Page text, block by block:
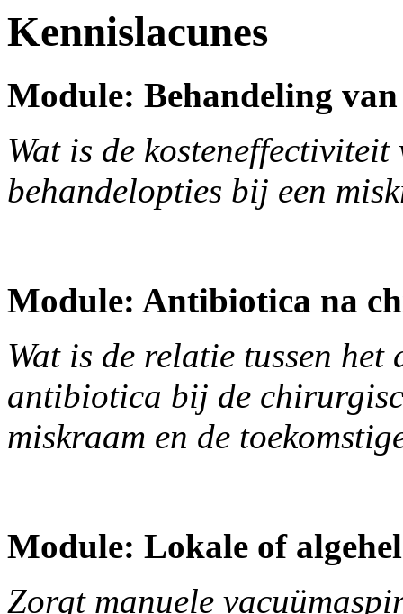
Kennislacunes
Module: Behandeling
Wat is de
behandelopties bij een
Module: Antibiotica na
Wat is de relatie tussen
antibiotica bij de
miskraam en de
Module: Lokale of
Zorgt manuele